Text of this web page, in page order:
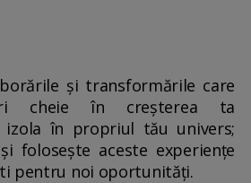
și transformările care
cheie în creșterea ta
izola în propriul tău univers;
folosește aceste experiențe
pentru noi oportunități.